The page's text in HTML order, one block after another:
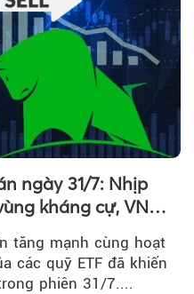
ngày 31/7: Nhịp
kháng cự, VN
phiên cuối...
tăng mạnh cùng hoạt
các quỹ ETF đã khiến
phiên 31/7....